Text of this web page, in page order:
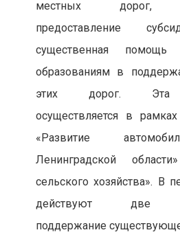
местных дорог,
предоставление
существенная помощь
образованиям в
этих дорог. Эта
осуществляется в
«Развитие
Ленинградской
сельского хозяйства». В
действуют две
поддержание